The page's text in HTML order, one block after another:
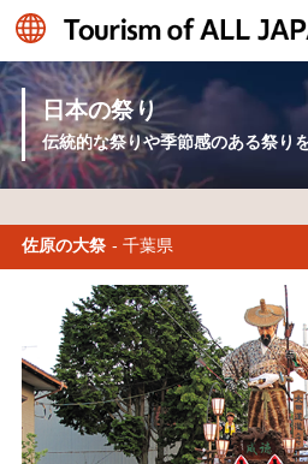
日本の祭り
伝統的な祭りや季節感のある祭り
佐原の大祭 - 千葉県